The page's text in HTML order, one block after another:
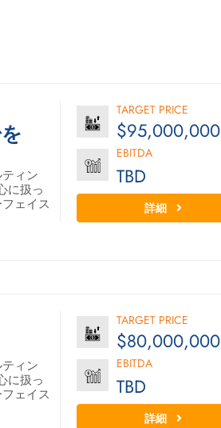
ィン
に扱っ
ェイス
TARGET PRICE
$95,000,000
EBITDA
TBD
詳細
ィン
に扱っ
ェイス
TARGET PRICE
$80,000,000
EBITDA
TBD
詳細